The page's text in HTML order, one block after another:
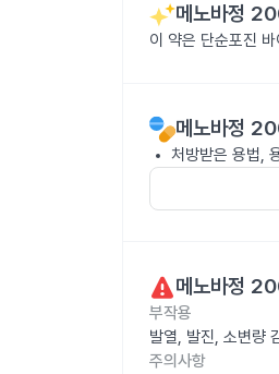
메노바정
이 약은 단순포진
메노바정
처방받은 용법,
메노바정
부작용
발열, 발진, 소변량
주의사항